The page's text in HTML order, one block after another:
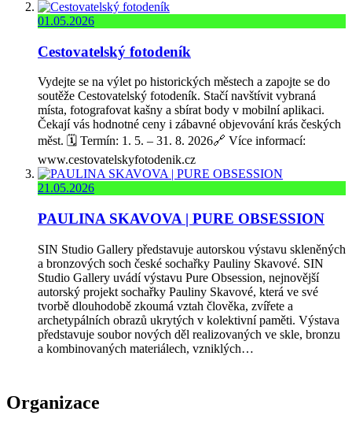
01.05.2026
Cestovatelský fotodeník
Vydejte se na výlet po historických městech a zapojte se do
soutěže Cestovatelský fotodeník. Stačí navštívit vybraná
místa, fotografovat kašny a sbírat body v mobilní aplikaci.
Čekají vás hodnotné ceny i zábavné objevování krás českých
měst. 🗓️ Termín: 1. 5. – 31. 8. 2026🔗 Více informací:
www.cestovatelskyfotodenik.cz
21.05.2026
PAULINA SKAVOVA | PURE OBSESSION
SIN Studio Gallery představuje autorskou výstavu skleněných
a bronzových soch české sochařky Pauliny Skavové. SIN
Studio Gallery uvádí výstavu Pure Obsession, nejnovější
autorský projekt sochařky Pauliny Skavové, která ve své
tvorbě dlouhodobě zkoumá vztah člověka, zvířete a
archetypálních obrazů ukrytých v kolektivní paměti. Výstava
představuje soubor nových děl realizovaných ve skle, bronzu
a kombinovaných materiálech, vzniklých…
Organizace